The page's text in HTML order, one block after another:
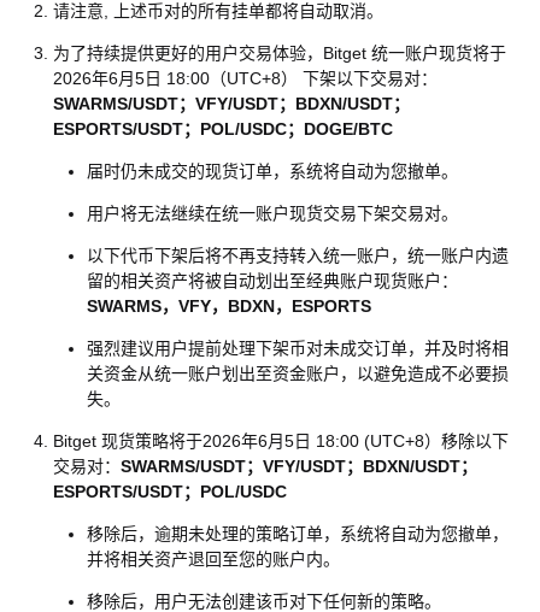
请注意, 上述币对的所有挂单都将自动取消。
为了持续提供更好的用户交易体验，Bitget 统一账户现货将于
2026年6月5日 18:00（UTC+8） 下架以下交易对：
SWARMS/USDT；VFY/USDT；BDXN/USDT；
ESPORTS/USDT；POL/USDC；DOGE/BTC
届时仍未成交的现货订单，系统将自动为您撤单。
用户将无法继续在统一账户现货交易下架交易对。
以下代币下架后将不再支持转入统一账户，统一账户内遗
留的相关资产将被自动划出至经典账户现货账户：
SWARMS，VFY，BDXN，ESPORTS
强烈建议用户提前处理下架币对未成交订单，并及时将相
关资金从统一账户划出至资金账户，以避免造成不必要损
失。
Bitget 现货策略将于2026年6月5日 18:00 (UTC+8）移除以下
交易对： SWARMS/USDT；VFY/USDT；BDXN/USDT；
ESPORTS/USDT；POL/USDC
移除后，逾期未处理的策略订单，系统将自动为您撤单，
并将相关资产退回至您的账户内。
移除后，用户无法创建该币对下任何新的策略。